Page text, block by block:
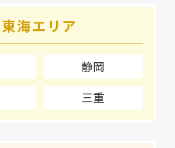
東海エリア
静岡
三重